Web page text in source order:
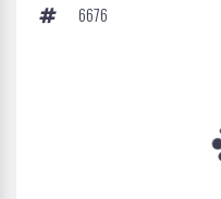
6676